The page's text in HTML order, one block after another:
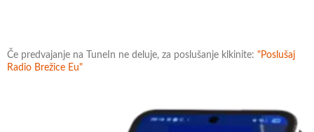
Če predvajanje na TuneIn ne deluje, za poslušanje klkinite: "Poslušaj
Radio Brežice Eu"